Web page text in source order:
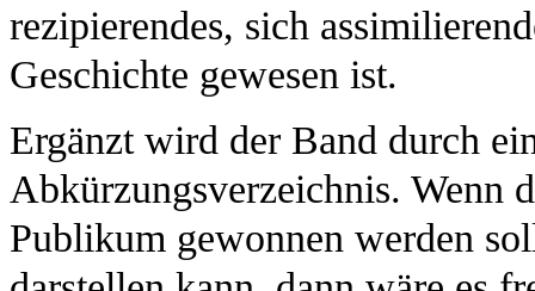
rezipierendes, sich
Geschichte gewesen ist.
Ergänzt wird der Band durch
Abkürzungsverzeichnis. Wenn
Publikum gewonnen werden